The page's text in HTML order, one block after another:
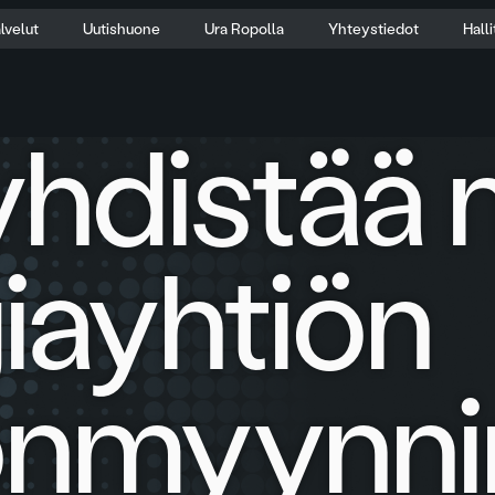
Uutishuone Ura Ropolla Yhteystiedot